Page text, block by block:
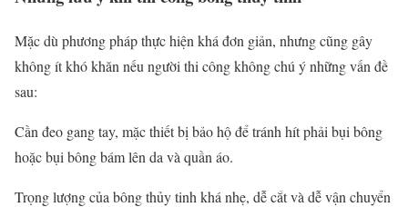
Mặc dù phương pháp thực hiện khá đơn giản, nhưng cũng gây
không ít khó khăn nếu người thi công không chú ý những vấn đề
sau:
Cần đeo gang tay, mặc thiết bị bảo hộ để tránh hít phải bụi bông
hoặc bụi bông bám lên da và quần áo.
Trọng lượng của bông thủy tinh khá nhẹ, dễ cắt và dễ vận chuyển